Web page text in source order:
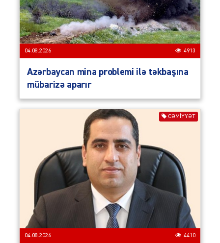
04.08.2026 4913
Azərbaycan mina problemi ilə təkbaşına
mübarizə aparır
CƏMIYYƏT
04.08.2026 4410